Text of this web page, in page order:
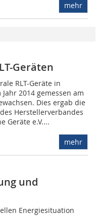
mehr
Geräten
RLT-Geräte in
2014 gemessen am
Dies ergab die
Herstellerverbandes
Geräte e.V....
mehr
und
Energiesituation 